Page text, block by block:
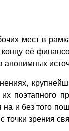
мест в
её
анонимных
поэтапного
на и без того
точки зрения